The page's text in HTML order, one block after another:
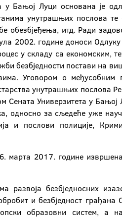
Бањој Луци основана је
унутрашњих послова те
обезбјеђења, итд. Ради
2002. године доноси
у складу са економским,
безбједности постави на
Уговором о
унутрашњих послова
Сената Универзитета у
односно за сљедеће уже
и послови полиције,
марта 2017. године
развоја безбједносних
и безбједност
образовни систем, а